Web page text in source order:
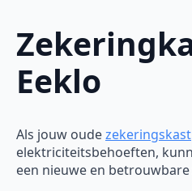
Eeklo
Als jouw oudezekeringskast
elektriciteitsbehoeften,
een nieuwe en betrouwbare